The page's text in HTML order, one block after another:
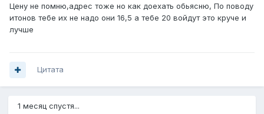
Цену не помню,адрес тоже но как доехать обьясню, По поводу
итонов тебе их не надо они 16,5 а тебе 20 войдут это круче и
лучше
Цитата
1 месяц спустя...